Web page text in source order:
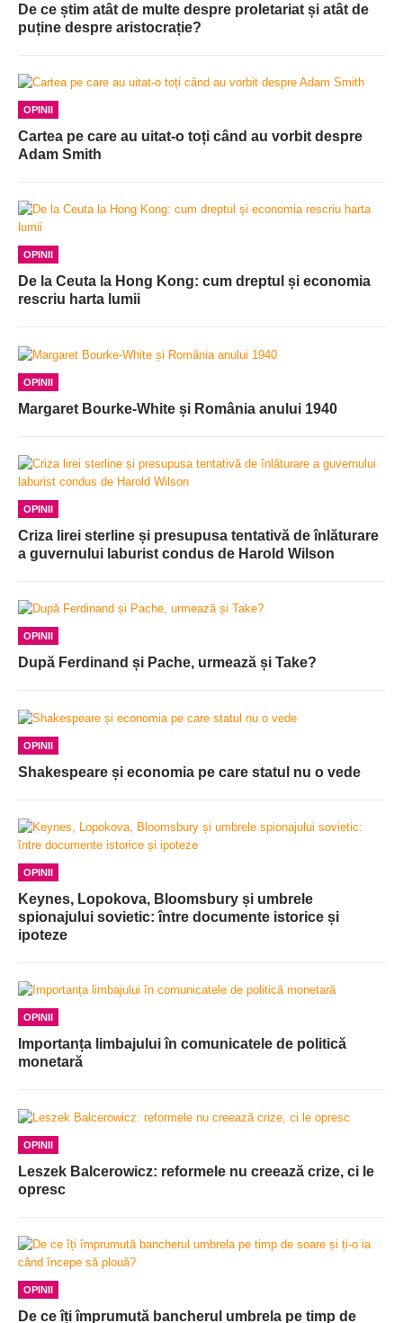
De ce știm atât de multe despre proletariat și atât de
puține despre aristocrație?
OPINII
Cartea pe care au uitat-o toți când au vorbit despre
Adam Smith
OPINII
De la Ceuta la Hong Kong: cum dreptul și economia
rescriu harta lumii
OPINII
Margaret Bourke-White și România anului 1940
OPINII
Criza lirei sterline și presupusa tentativă de înlăturare
a guvernului laburist condus de Harold Wilson
OPINII
După Ferdinand și Pache, urmează și Take?
OPINII
Shakespeare și economia pe care statul nu o vede
OPINII
Keynes, Lopokova, Bloomsbury și umbrele
spionajului sovietic: între documente istorice și
ipoteze
OPINII
Importanța limbajului în comunicatele de politică
monetară
OPINII
Leszek Balcerowicz: reformele nu creează crize, ci le
opresc
OPINII
De ce îți împrumută bancherul umbrela pe timp de